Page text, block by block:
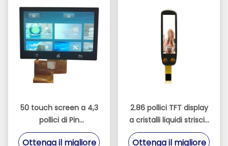
50 touch screen a 4,3
pollici di Pin
800xRGBx480 TFT LCD
Ottenga il migliore
2.86 pollici TFT display
a cristalli liquidi striscia
touch screen
Ottenga il migliore